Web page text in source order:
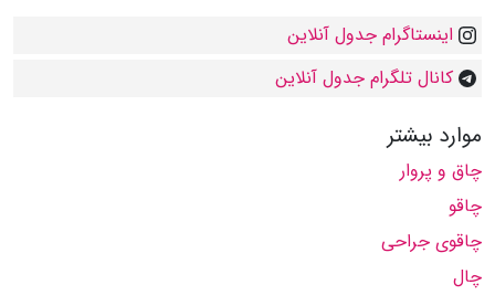
اینستاگرام جدول آنلاین
کانال تلگرام جدول آنلاین
موارد بیشتر
چاق و پروار
چاقو
چاقوی جراحی
چال